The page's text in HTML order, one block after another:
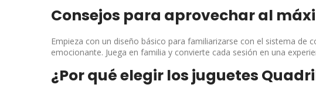
Consejos para aprovechar al
Empieza con un diseño básico para familiarizarse con el sistema
emocionante. Juega en familia y convierte cada sesión en una
¿Por qué elegir los juguetes